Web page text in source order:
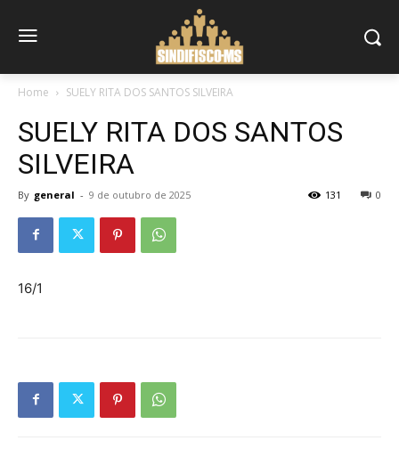
Home SUELY RITA DOS SANTOS SILVEIRA
SUELY RITA DOS SANTOS
SILVEIRA
By general - 9 de outubro de 2025 0
131
16/1